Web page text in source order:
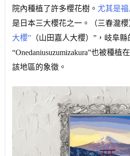
院內種植了許多櫻花樹。 尤其是
是日本三大櫻花之一。
（三春瀧
大櫻” （山田嘉人大櫻）”，岐阜縣
“Onedaniusuzumizakura”也被種植
該地區的象徵。